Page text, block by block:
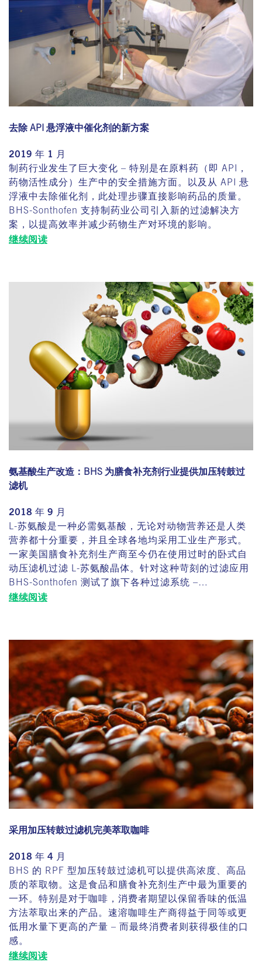
去除 API 悬浮液中催化剂的新方案
2019 年 1 月
制药行业发生了巨大变化 – 特别是在原料药（即 API，
药物活性成分）生产中的安全措施方面。以及从 API 悬
浮液中去除催化剂，此处理步骤直接影响药品的质量。
BHS-Sonthofen 支持制药业公司引入新的过滤解决方
案，以提高效率并减少药物生产对环境的影响。
继续阅读
氨基酸生产改造：BHS 为膳食补充剂行业提供加压转鼓过
滤机
2018 年 9 月
L-苏氨酸是一种必需氨基酸，无论对动物营养还是人类
营养都十分重要，并且全球各地均采用工业生产形式。
一家美国膳食补充剂生产商至今仍在使用过时的卧式自
动压滤机过滤 L-苏氨酸晶体。针对这种苛刻的过滤应用
BHS-Sonthofen 测试了旗下各种过滤系统 –…
继续阅读
采用加压转鼓过滤机完美萃取咖啡
2018 年 4 月
BHS 的 RPF 型加压转鼓过滤机可以提供高浓度、高品
质的萃取物。这是食品和膳食补充剂生产中最为重要的
一环。特别是对于咖啡，消费者期望以保留香味的低温
方法萃取出来的产品。速溶咖啡生产商得益于同等或更
低用水量下更高的产量 – 而最终消费者则获得极佳的口
感。
继续阅读